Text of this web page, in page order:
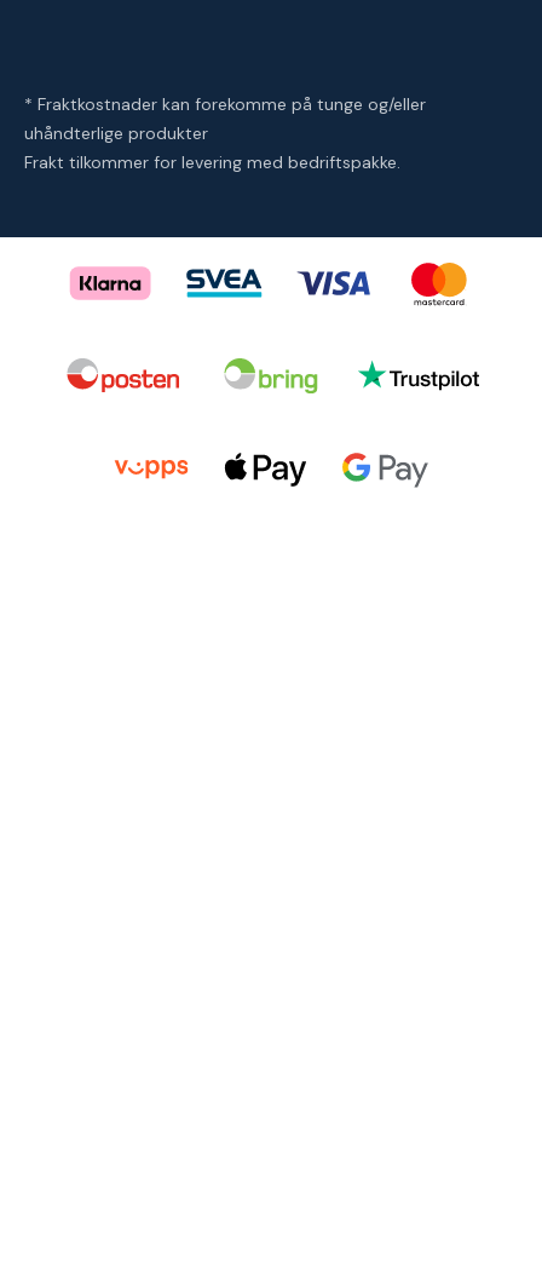
* Fraktkostnader kan forekomme på tunge og/eller
uhåndterlige produkter
Frakt tilkommer for levering med bedriftspakke.